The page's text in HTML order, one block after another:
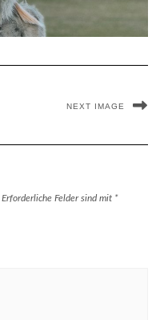
NEXT IMAGE
Erforderliche Felder sind mit *